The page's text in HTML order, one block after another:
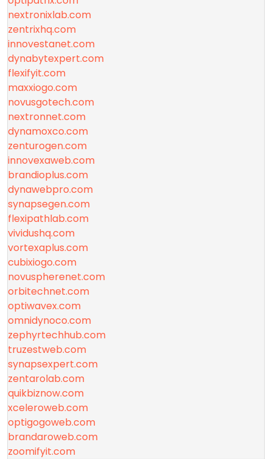
nextronixlab.com
zentrixhq.com
innovestanet.com
dynabytexpert.com
flexifyit.com
maxxiogo.com
novusgotech.com
nextronnet.com
dynamoxco.com
zenturogen.com
innovexaweb.com
brandioplus.com
dynawebpro.com
synapsegen.com
flexipathlab.com
vividushq.com
vortexaplus.com
cubixiogo.com
novuspherenet.com
orbitechnet.com
optiwavex.com
omnidynoco.com
zephyrtechhub.com
truzestweb.com
synapsexpert.com
zentarolab.com
quikbiznow.com
xceleroweb.com
optigogoweb.com
brandaroweb.com
zoomifyit.com